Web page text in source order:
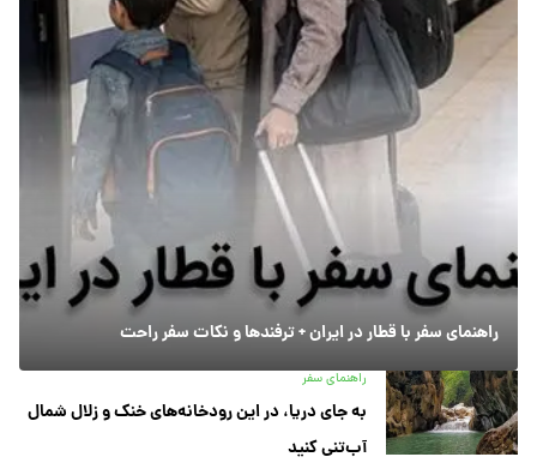
راهنمای سفر با قطار در ایران + ترفندها و نکات سفر راحت
راهنمای سفر
به جای دریا، در این رودخانه‌های خنک و زلال شمال
آب‌تنی کنید